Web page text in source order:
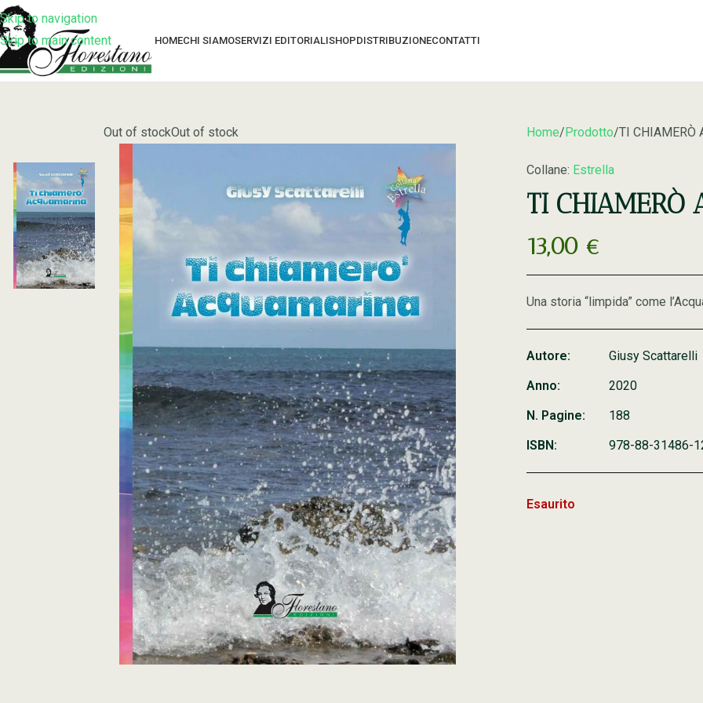
Skip to navigation
Skip to main content
HOMECHI SIAMOSERVIZI EDITORIALISHOPDISTRIBUZIONECONTATTI
Out of stockOut of stock Home Prodotto TI CHIAMERÒ
Collane: Estrella
TI CHIAMERÒ
13,00 €
Una storia “limpida” come
Autore:
Anno:
N. Pagine:
ISBN:
Giusy Scattarelli
2020
188
978-88-31486-
Esaurito